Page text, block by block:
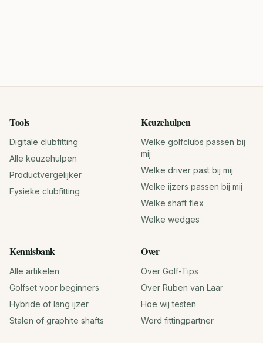
Tools
Digitale clubfitting
Alle keuzehulpen
Productvergelijker
Fysieke clubfitting
Keuzehulpen
Welke golfclubs passen bij
mij
Welke driver past bij mij
Welke ijzers passen bij mij
Welke shaft flex
Welke wedges
Kennisbank
Alle artikelen
Golfset voor beginners
Hybride of lang ijzer
Stalen of graphite shafts
Over
Over Golf-Tips
Over Ruben van Laar
Hoe wij testen
Word fittingpartner